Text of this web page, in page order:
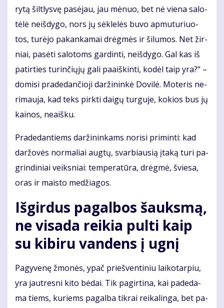
ry­tą šilt­lys­vę pa­sė­jau, jau mė­nuo, bet nė vie­na sa­lo­
tė­lė ne­iš­dy­go, nors jų sėk­le­lės bu­vo ap­mu­tu­riuo­
tos, tu­rė­jo pa­kan­ka­mai drėg­mės ir ši­lu­mos. Net žir­
niai, pa­sė­ti sa­lo­toms gar­din­ti, ne­iš­dy­go. Gal kas iš
pa­tir­ties tu­rin­čių­jų ga­li pa­aiš­kin­ti, ko­dėl taip yra?“ –
do­mi­si pra­de­dan­čio­ji dar­ži­nin­kė Do­vi­lė. Mo­te­ris ne­
ri­mau­ja, kad teks pirk­ti dai­gų tur­gu­je, ko­kios bus jų
kai­nos, ne­aiš­ku.
Pra­de­dan­tiems dar­ži­nin­kams no­ri­si pri­min­ti: kad
dar­žo­vės nor­ma­liai aug­tų, svar­biau­sią įta­ką tu­ri pa­
grin­di­niai veiks­niai: tem­pe­ra­tū­ra, drėg­mė, švie­sa,
oras ir mais­to me­džia­gos.
Iš­gir­dus pa­gal­bos šauks­mą,
ne vi­sa­da rei­kia pul­ti kaip
su ki­bi­ru van­dens į ug­nį
Pa­gy­ve­nę žmo­nės, ypač prieš­ven­ti­niu lai­ko­tar­piu,
yra jaut­res­ni ki­to bė­dai. Tik pa­gir­ti­na, kai pa­de­da­
ma tiems, ku­riems pa­gal­ba tik­rai rei­ka­lin­ga, bet pa­